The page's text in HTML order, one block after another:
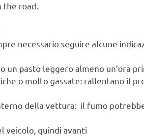
the road.
necessario seguire alcune
un pasto leggero almeno un’ora
o molto gassate: rallentano il
della vettura: il fumo
veicolo, quindi avanti